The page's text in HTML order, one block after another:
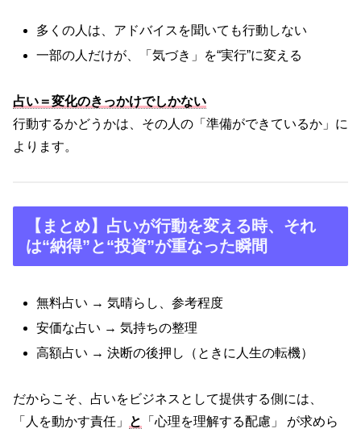
多くの人は、アドバイスを聞いても行動しない
一部の人だけが、「気づき」を“実行”に変える
占い＝変化のきっかけでしかない
行動するかどうかは、その人の「準備ができているか」に
よります。
【まとめ】占いが行動を変える時、それ
は“納得”と“投資”が重なった瞬間
無料占い → 気晴らし、参考程度
安価な占い → 気持ちの整理
高額占い → 決断の後押し（ときに人生の転機）
だからこそ、占いをビジネスとして提供する側には、
「人を動かす責任」
と
「心理を理解する配慮」 が求めら